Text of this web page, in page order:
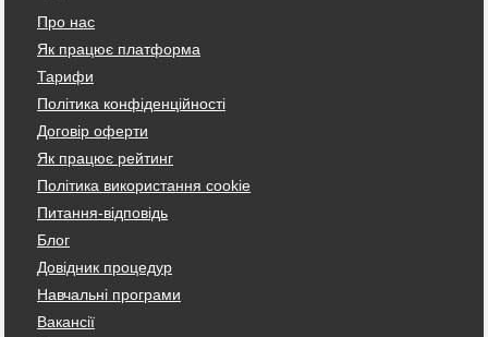
Про нас
Як працює платформа
Тарифи
Політика конфіденційності
Договір оферти
Як працює рейтинг
Політика використання cookie
Питання-відповідь
Блог
Довідник процедур
Навчальні програми
Вакансії